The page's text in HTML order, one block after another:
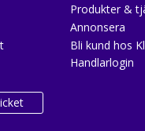
Produkter &
Annonsera
Bli kund hos
Handlarlogin